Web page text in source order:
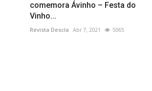
comemora Ávinho – Festa do
Vinho...
Revista Descla Abr 7, 2021 5065